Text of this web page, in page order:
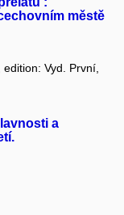
městě
edition: Vyd. První,
a